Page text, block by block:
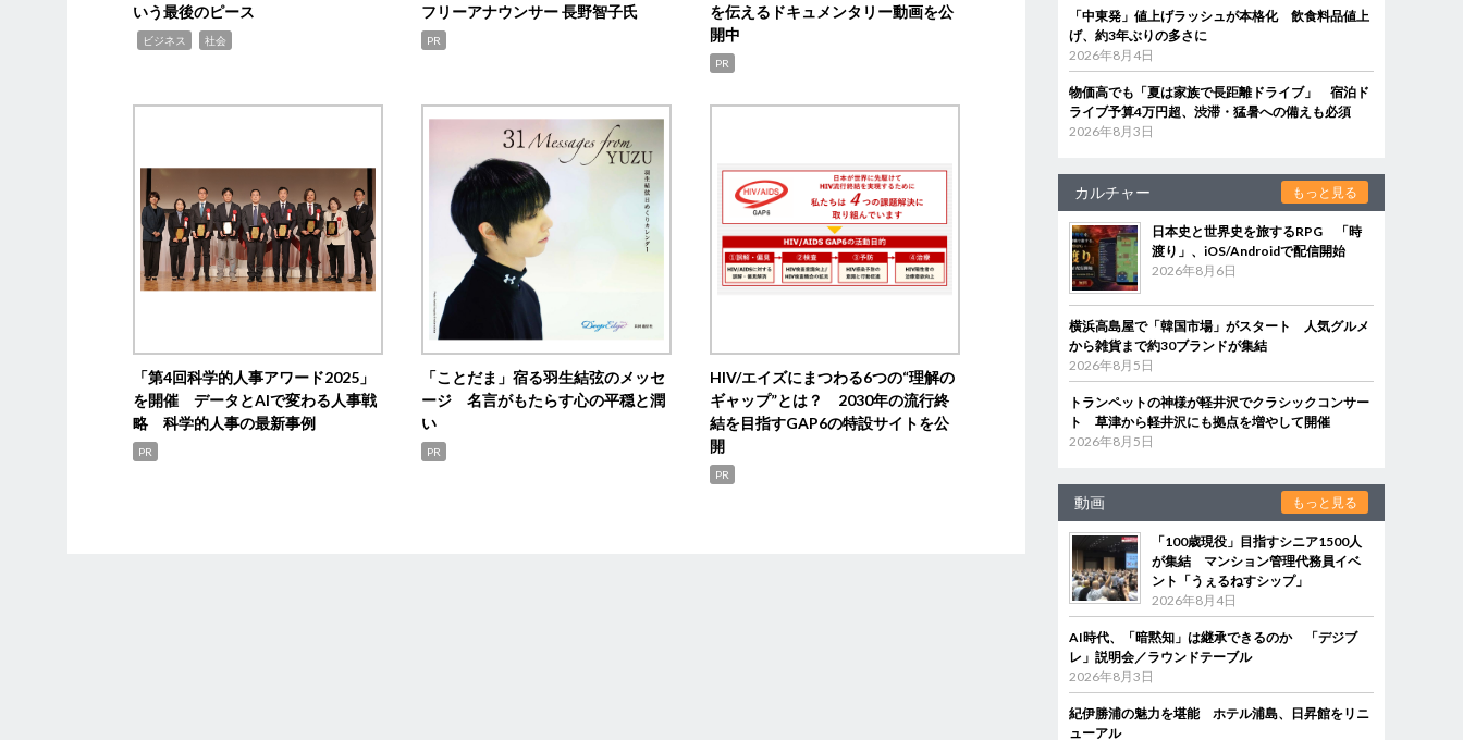
いう最後のピース
ビジネス 社会
フリーアナウンサー 長野智子氏
PR
を伝えるドキュメンタリー動画を公
開中
PR
「第4回科学的人事アワード2025」
を開催 データとAIで変わる人事戦
略 科学的人事の最新事例
PR
「ことだま」宿る羽生結弦のメッセ
ージ 名言がもたらす心の平穏と潤
い
PR
HIV/エイズにまつわる6つの“理解の
ギャップ”とは？ 2030年の流行終
結を目指すGAP6の特設サイトを公
開
PR
「中東発」値上げラッシュが本格化 飲食料品値上
げ、約3年ぶりの多さに
2026年8月4日
物価高でも「夏は家族で長距離ドライブ」 宿泊ド
ライブ予算4万円超、渋滞・猛暑への備えも必須
2026年8月3日
カルチャー もっと見る
日本史と世界史を旅するRPG 「時
渡り」、iOS/Androidで配信開始
2026年8月6日
横浜高島屋で「韓国市場」がスタート 人気グルメ
から雑貨まで約30ブランドが集結
2026年8月5日
トランペットの神様が軽井沢でクラシックコンサー
ト 草津から軽井沢にも拠点を増やして開催
2026年8月5日
動画 もっと見る
「100歳現役」目指すシニア1500人
が集結 マンション管理代務員イベ
ント「うぇるねすシップ」
2026年8月4日
AI時代、「暗黙知」は継承できるのか 「デジブ
レ」説明会／ラウンドテーブル
2026年8月3日
紀伊勝浦の魅力を堪能 ホテル浦島、日昇館をリニ
ューアル